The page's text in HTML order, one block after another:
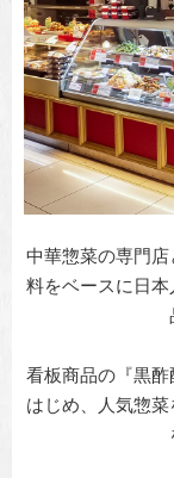
中華惣菜の専門
料をベースに日
看板商品の『黒
はじめ、人気惣